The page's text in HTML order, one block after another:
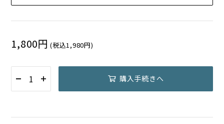
1,800円 (税込1,980円)
購入手続きへ